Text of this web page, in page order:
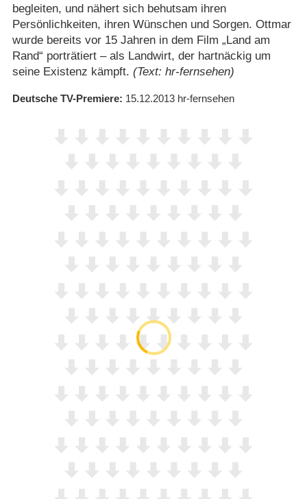
begleiten, und nähert sich behutsam ihren
Persönlichkeiten, ihren Wünschen und Sorgen. Ottmar
wurde bereits vor 15 Jahren in dem Film „Land am
Rand“ porträtiert – als Landwirt, der hartnäckig um
seine Existenz kämpft. (Text: hr-fernsehen)
Deutsche TV-Premiere 15.12.2013 hr-fernsehen